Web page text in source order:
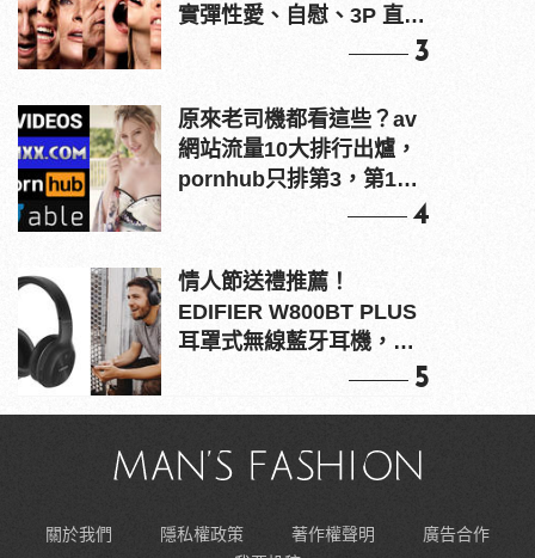
實彈性愛、自慰、3P 直接
3
原來老司機都看這些？av
網站流量10大排行出爐，
pornhub只排第3，第1名
4
情人節送禮推薦！
EDIFIER W800BT PLUS
耳罩式無線藍牙耳機，在
5
關於我們 隱私權政策 著作權聲明
廣告合作